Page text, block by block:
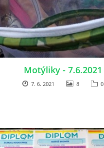
Motýliky - 7.6.2021
7. 6. 2021 8 0